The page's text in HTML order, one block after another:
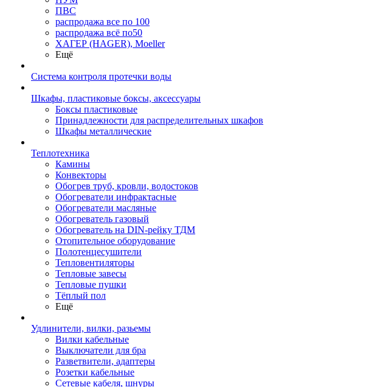
ПВС
распродажа все по 100
распродажа всё по50
ХАГЕР (HAGER), Moeller
Ещё
Система контроля протечки воды
Шкафы, пластиковые боксы, аксессуары
Боксы пластиковые
Принадлежности для распределительных шкафов
Шкафы металлические
Теплотехника
Камины
Конвекторы
Обогрев труб, кровли, водостоков
Обогреватели инфрактасные
Обогреватели масляные
Обогреватель газовый
Обогреватель на DIN-рейку ТДМ
Отопительное оборудование
Полотенцесушители
Тепловентиляторы
Тепловые завесы
Тепловые пушки
Тёплый пол
Ещё
Удлинители, вилки, разьемы
Вилки кабельные
Выключатели для бра
Разветвители, адаптеры
Розетки кабельные
Сетевые кабеля, шнуры